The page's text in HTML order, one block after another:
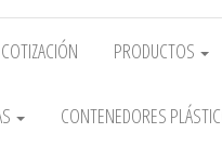
PRODUCTOS
CONTENEDORES